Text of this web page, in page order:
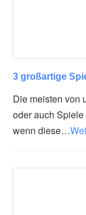
3 großartige
Die meisten von
oder auch
wenn diese…